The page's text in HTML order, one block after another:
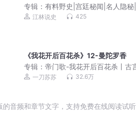
专辑：有料野史|宫廷秘闻|名人隐秘|
为人知的野史故事
江林说史 425
《我花开后百花杀》12-曼陀罗香
专辑：帝门歌-我花开后百花杀丨古
生权谋爽文丨一刀苏苏｜VIP免费多
一刀苏苏 32.6万
音频和章节文字，支持免费在线阅读试听